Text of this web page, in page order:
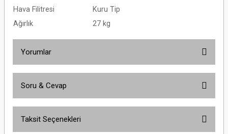
Hava Filitresi
Kuru Tip
Ağırlık
27 kg
Yorumlar
Soru & Cevap
Taksit Seçenekleri